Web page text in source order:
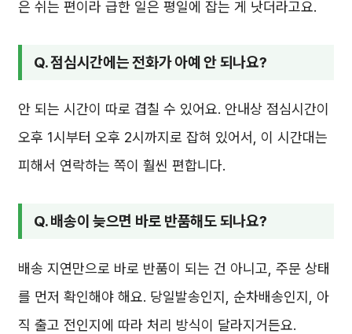
은 쉬는 편이라 급한 일은 평일에 잡는 게 낫더라고요.
Q. 점심시간에는 전화가 아예 안 되나요?
안 되는 시간이 따로 겹칠 수 있어요. 안내상 점심시간이
오후 1시부터 오후 2시까지로 잡혀 있어서, 이 시간대는
피해서 연락하는 쪽이 훨씬 편합니다.
Q. 배송이 늦으면 바로 반품해도 되나요?
배송 지연만으로 바로 반품이 되는 건 아니고, 주문 상태
를 먼저 확인해야 해요. 당일발송인지, 순차배송인지, 아
직 출고 전인지에 따라 처리 방식이 달라지거든요.